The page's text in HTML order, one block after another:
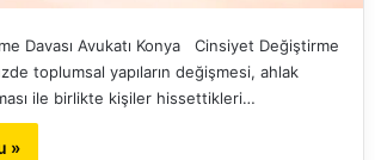
Davası Avukatı Konya Cinsiyet Değiştirme
toplumsal yapıların değişmesi, ahlak
ile birlikte kişiler hissettikleri…
»